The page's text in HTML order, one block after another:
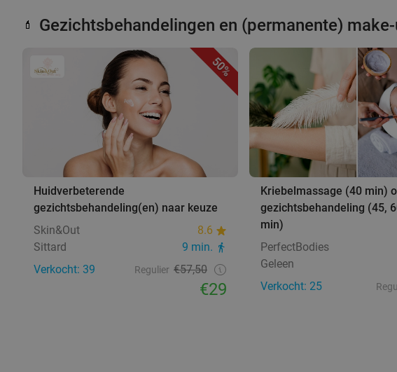
💄 Gezichtsbehandelingen en (permanente)
50%
Huidverbeterende
gezichtsbehandeling(en) naar keuze
Skin&Out
8.6
Sittard
9 min.
Verkocht: 39
Regulier €57,50
€29
Kriebelmassage (40 min)
gezichtsbehandeling (45,
min)
PerfectBodies
Geleen
Verkocht: 25